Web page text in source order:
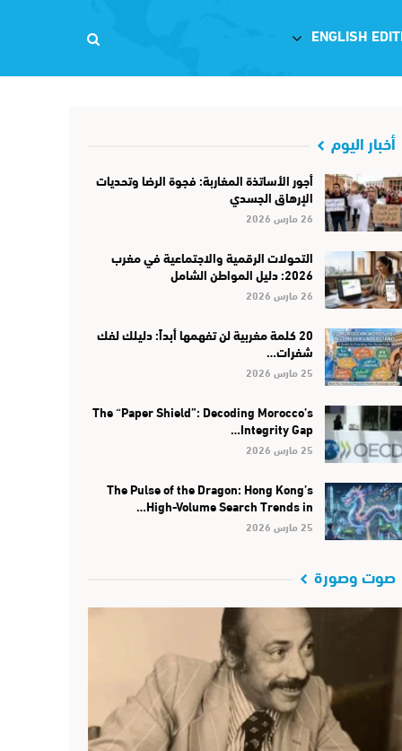
ENGLISH
أخبار اليوم
أجور الأساتذة المغاربة: فجوة الرضا وتحديات
الإرهاق الجسدي
26 مارس 2026
التحولات الرقمية والاجتماعية في مغرب
2026: دليل المواطن الشامل
26 مارس 2026
20 كلمة مغربية لن تفهمها أبداً: دليلك لفك
شفرات…
25 مارس 2026
The “Paper Shield”: Decoding Morocco’s
Integrity Gap…
25 مارس 2026
The Pulse of the Dragon: Hong Kong’s
High-Volume Search Trends in…
25 مارس 2026
صوت وصورة